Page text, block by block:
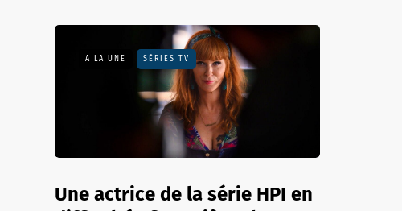
A LA UNE SÉRIES TV
Une actrice de la série HPI en